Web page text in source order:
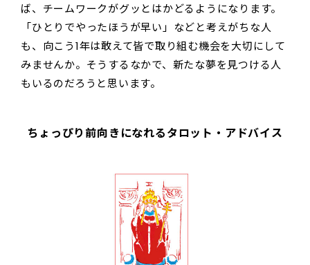
ば、チームワークがグッとはかどるようになります。
「ひとりでやったほうが早い」などと考えがちな人
も、向こう1年は敢えて皆で取り組む機会を大切にして
みませんか。そうするなかで、新たな夢を見つける人
もいるのだろうと思います。
ちょっぴり前向きになれるタロット・アドバイス